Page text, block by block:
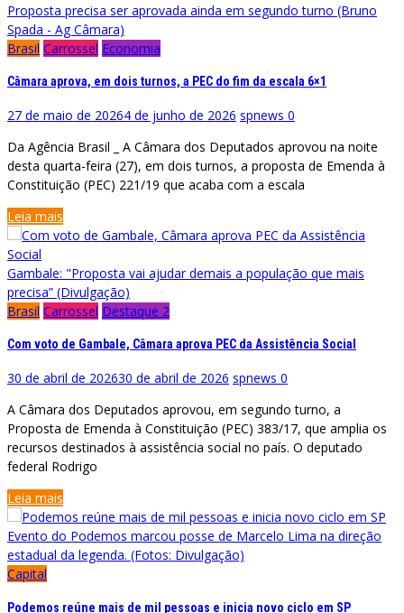
Proposta precisa ser aprovada ainda em segundo turno (Bruno
Spada - Ag Câmara)
Brasil Carrossel Economia
Câmara aprova, em dois turnos, a PEC do fim da escala 6×1
27 de maio de 20264 de junho de 2026 spnews 0
Da Agência Brasil _ A Câmara dos Deputados aprovou na noite
desta quarta-feira (27), em dois turnos, a proposta de Emenda à
Constituição (PEC) 221/19 que acaba com a escala
Leia mais
Gambale: "Proposta vai ajudar demais a população que mais
precisa” (Divulgação)
Brasil Carrossel Destaque 2
Com voto de Gambale, Câmara aprova PEC da Assistência Social
30 de abril de 202630 de abril de 2026 spnews 0
A Câmara dos Deputados aprovou, em segundo turno, a
Proposta de Emenda à Constituição (PEC) 383/17, que amplia os
recursos destinados à assistência social no país. O deputado
federal Rodrigo
Leia mais
Evento do Podemos marcou posse de Marcelo Lima na direção
estadual da legenda. (Fotos: Divulgação)
Capital
Podemos reúne mais de mil pessoas e inicia novo ciclo em SP